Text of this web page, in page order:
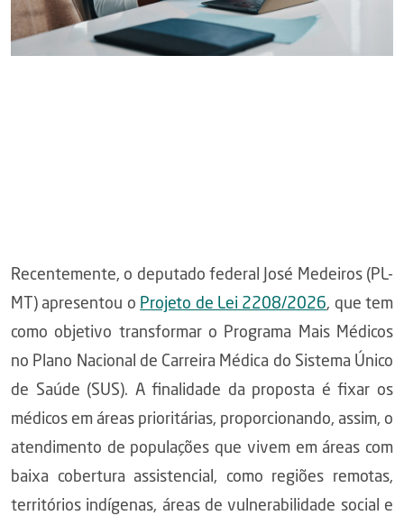
Recentemente, o deputado federal José Medeiros (PL-
MT) apresentou o Projeto de Lei 2208/2026, que tem
como objetivo transformar o Programa Mais Médicos
no Plano Nacional de Carreira Médica do Sistema Único
de Saúde (SUS). A finalidade da proposta é fixar os
médicos em áreas prioritárias, proporcionando, assim, o
atendimento de populações que vivem em áreas com
baixa cobertura assistencial, como regiões remotas,
territórios indígenas, áreas de vulnerabilidade social e